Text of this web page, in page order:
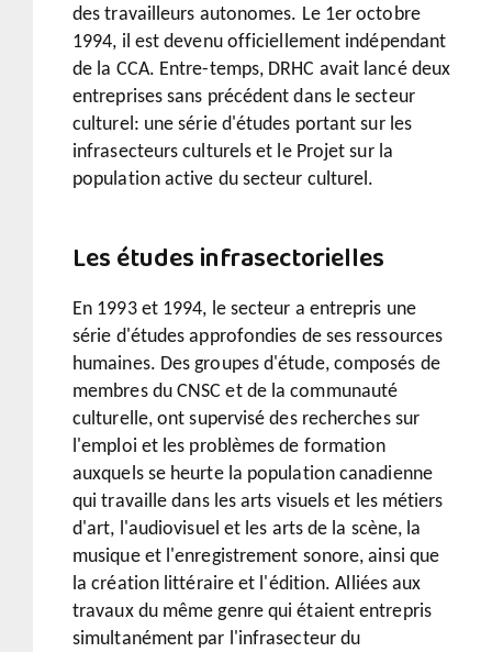
des travailleurs autonomes. Le 1er octobre
1994, il est devenu officiellement indépendant
de la CCA. Entre-temps, DRHC avait lancé deux
entreprises sans précédent dans le secteur
culturel: une série d'études portant sur les
infrasecteurs culturels et le Projet sur la
population active du secteur culturel.
Les études infrasectorielles
En 1993 et 1994, le secteur a entrepris une
série d'études approfondies de ses ressources
humaines. Des groupes d'étude, composés de
membres du CNSC et de la communauté
culturelle, ont supervisé des recherches sur
l'emploi et les problèmes de formation
auxquels se heurte la population canadienne
qui travaille dans les arts visuels et les métiers
d'art, l'audiovisuel et les arts de la scène, la
musique et l'enregistrement sonore, ainsi que
la création littéraire et l'édition. Alliées aux
travaux du même genre qui étaient entrepris
simultanément par l'infrasecteur du